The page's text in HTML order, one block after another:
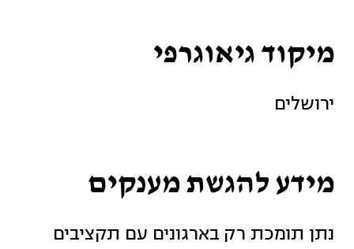
מיקוד גיאוגרפי
ירושלים
מידע להגשת מענקים
נתן תומכת רק בארגונים עם תקציבים